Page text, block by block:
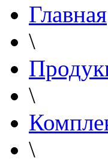
Главная
\
\
\